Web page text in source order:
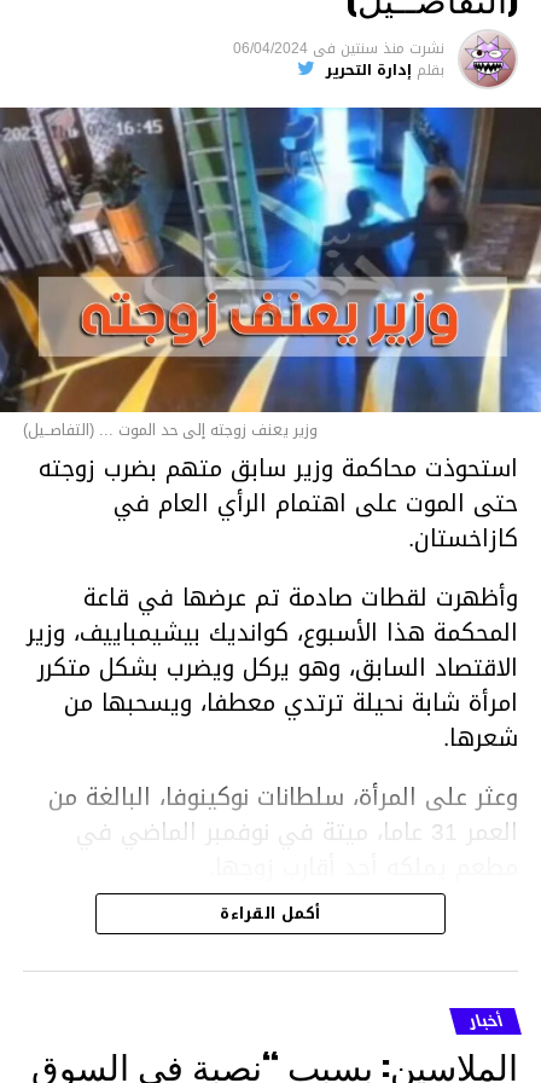
نشرت منذ سنتين فى 06/04/2024
بقلم إدارة التحرير
وزير يعنف زوجته إلى حد الموت ... (التفاصــيل)
استحوذت محاكمة وزير سابق متهم بضرب زوجته
حتى الموت على اهتمام الرأي العام في
كازاخستان.
وأظهرت لقطات صادمة تم عرضها في قاعة
المحكمة هذا الأسبوع، كوانديك بيشيمباييف، وزير
الاقتصاد السابق، وهو يركل ويضرب بشكل متكرر
امرأة شابة نحيلة ترتدي معطفا، ويسحبها من
شعرها.
وعثر على المرأة، سلطانات نوكينوفا، البالغة من
العمر 31 عاما، ميتة في نوفمبر الماضي في
ووفقا لتقرير الطبيب الشرعي، توفيت نوكينوفا
متأثرة بصدمة في الدماغ، وكانت إحدى عظام
أنفها مكسورة وكانت هناك كدمات متعددة على
وجهها ورأسها وذراعيها ويديها.
أكمل القراءة
أخبار
الملاسين: بسبب “نصبة في السوق